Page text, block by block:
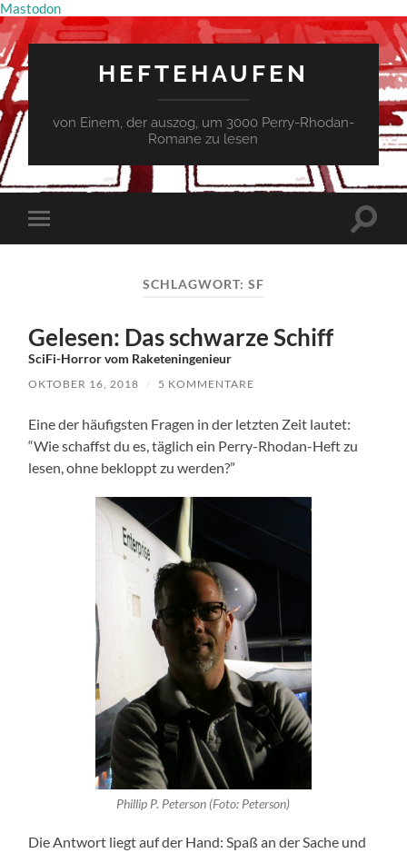
Mastodon
HEFTEHAUFEN
von Einem, der auszog, um 3000 Perry-Rhodan-
Romane zu lesen
Mobile-
Menü
SCHLAGWORT: SF
Gelesen: Das schwarze Schiff
SciFi-Horror vom Raketeningenieur
OKTOBER 16, 2018 / 5 KOMMENTARE
Eine der häufigsten Fragen in der letzten Zeit lautet:
“Wie schaffst du es, täglich ein Perry-Rhodan-Heft zu
lesen, ohne bekloppt zu werden?”
Phillip P. Peterson (Foto: Peterson)
Die Antwort liegt auf der Hand: Spaß an der Sache und